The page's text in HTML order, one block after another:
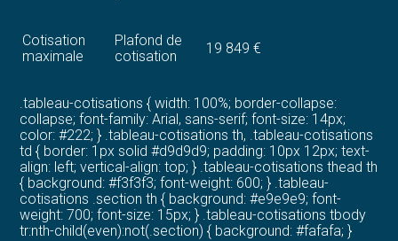
Cotisation
maximale
Plafond de
cotisation
19 849 €
.tableau-cotisations { width: 100%; border-collapse:
collapse; font-family: Arial, sans-serif; font-size: 14px;
color: #222; } .tableau-cotisations th, .tableau-cotisations
td { border: 1px solid #d9d9d9; padding: 10px 12px; text-
align: left; vertical-align: top; } .tableau-cotisations thead th
{ background: #f3f3f3; font-weight: 600; } .tableau-
cotisations .section th { background: #e9e9e9; font-
weight: 700; font-size: 15px; } .tableau-cotisations tbody
tr:nth-child(even):not(.section) { background: #fafafa; }